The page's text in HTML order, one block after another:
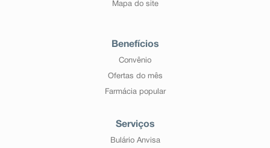
Mapa do site
Benefícios
Convênio
Ofertas do mês
Farmácia popular
Serviços
Bulário Anvisa